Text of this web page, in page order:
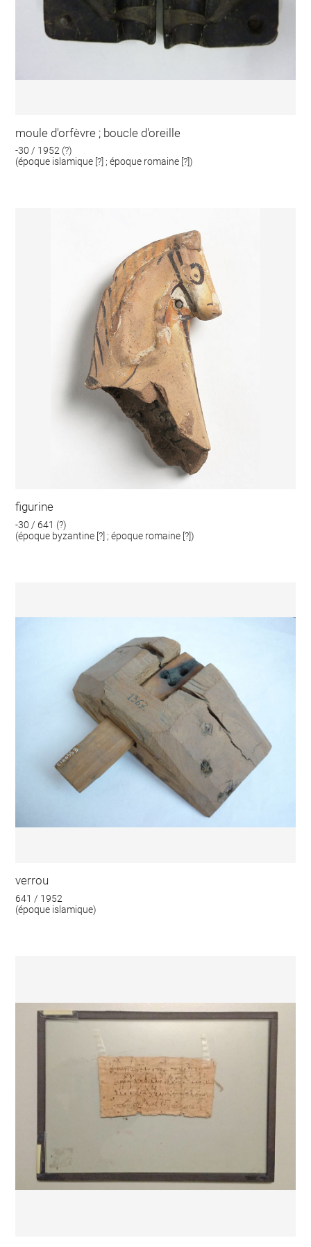
moule d'orfèvre ; boucle d'oreille
-30 / 1952 (?)
(époque islamique [?] ; époque romaine [?])
figurine
-30 / 641 (?)
(époque byzantine [?] ; époque romaine [?])
verrou
641 / 1952
(époque islamique)